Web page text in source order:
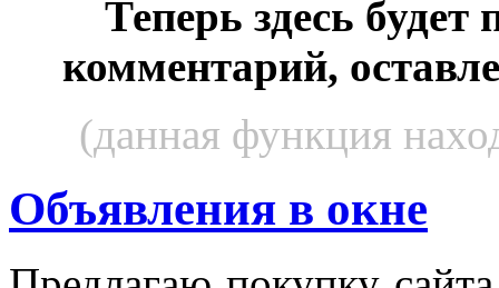
Теперь здесь будет
комментарий,
(данная функция
Объявления в окне